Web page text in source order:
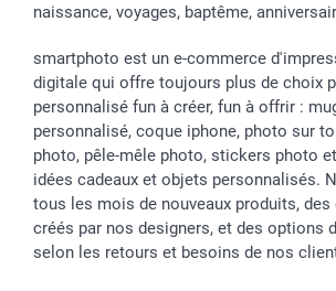
naissance, voyages, baptême,
smartphoto est un e-commerce
digitale qui offre toujours plus de choix
personnalisé fun à créer, fun à offrir :
personnalisé, coque iphone, photo sur
photo, pêle-mêle photo, stickers photo et
idées cadeaux et objets personnalisés.
tous les mois de nouveaux produits, des
créés par nos designers, et des options
selon les retours et besoins de nos